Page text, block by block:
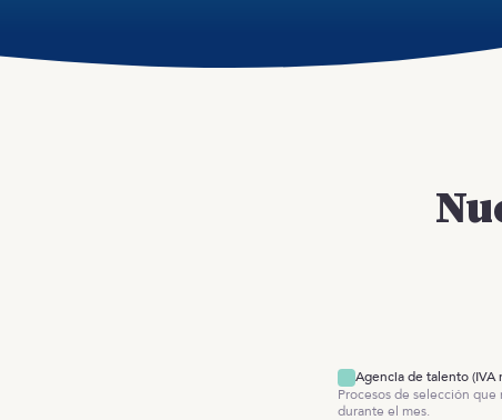
Agencia de talento (IVA
Procesos de selección
durante el mes.